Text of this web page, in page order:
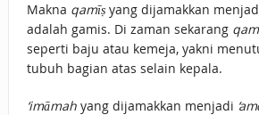
Makna qamīṣyang dijamakkan
adalah gamis. Di zaman sekarang
seperti baju atau kemeja, yakni
tubuh bagian atas selain kepala.
‘imāmahyang dijamakkan menjadi